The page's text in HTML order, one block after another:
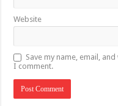
Website
Save my name, email,
I comment.